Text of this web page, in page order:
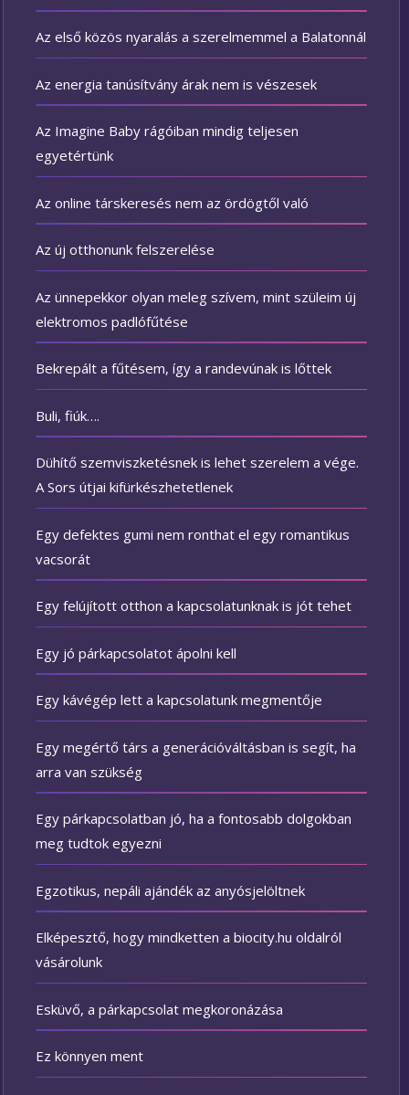
Az első közös nyaralás a szerelmemmel a Balatonnál
Az energia tanúsítvány árak nem is vészesek
Az Imagine Baby rágóiban mindig teljesen
egyetértünk
Az online társkeresés nem az ördögtől való
Az új otthonunk felszerelése
Az ünnepekkor olyan meleg szívem, mint szüleim új
elektromos padlófűtése
Bekrepált a fűtésem, így a randevúnak is lőttek
Buli, fiúk….
Dühítő szemviszketésnek is lehet szerelem a vége.
A Sors útjai kifürkészhetetlenek
Egy defektes gumi nem ronthat el egy romantikus
vacsorát
Egy felújított otthon a kapcsolatunknak is jót tehet
Egy jó párkapcsolatot ápolni kell
Egy kávégép lett a kapcsolatunk megmentője
Egy megértő társ a generációváltásban is segít, ha
arra van szükség
Egy párkapcsolatban jó, ha a fontosabb dolgokban
meg tudtok egyezni
Egzotikus, nepáli ajándék az anyósjelöltnek
Elképesztő, hogy mindketten a biocity.hu oldalról
vásárolunk
Esküvő, a párkapcsolat megkoronázása
Ez könnyen ment